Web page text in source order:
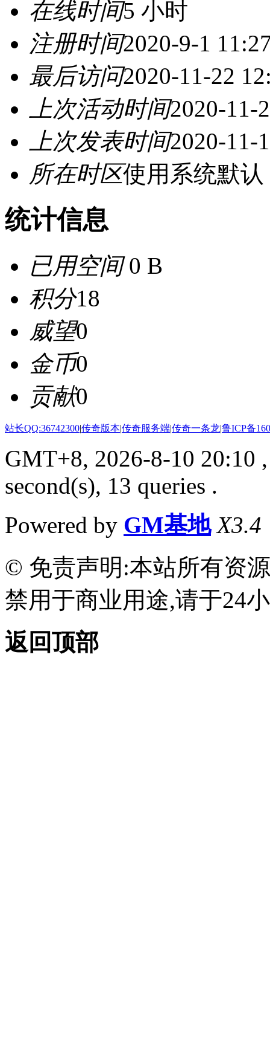
在线时间5 小时
注册时间2020-9-1
最后访问2020-11-22
上次活动时间2020-11-
上次发表时间2020-11-
所在时区使用系统默认
统计信息
已用空间0 B
积分18
威望0
金币0
贡献0
站长QQ:36742300|传奇版本|传奇服务端|传奇一条龙|鲁ICP备
GMT+8, 2026-8-10 20:10
second(s), 13 queries .
Powered by GM基地 X3.4
© 免责声明:本站所有资
禁用于商业用途,请于24
返回顶部